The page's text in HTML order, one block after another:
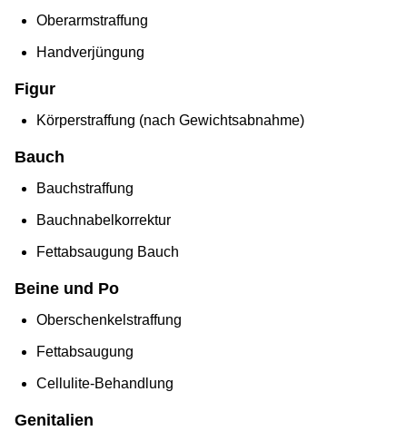
Oberarmstraffung
Handverjüngung
Figur
Körperstraffung (nach Gewichtsabnahme)
Bauch
Bauchstraffung
Bauchnabelkorrektur
Fettabsaugung Bauch
Beine und Po
Oberschenkelstraffung
Fettabsaugung
Cellulite-Behandlung
Genitalien